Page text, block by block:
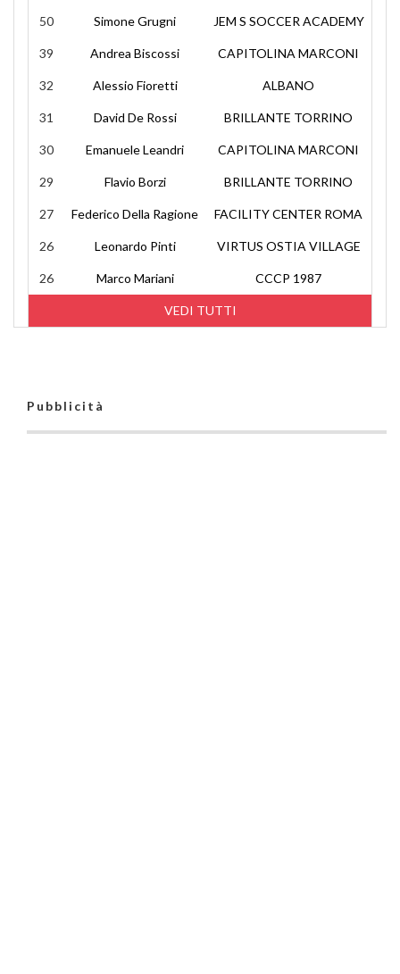
VEDI TUTTI
50 Simone Grugni JEM S SOCCER ACADEMY
39 Andrea Biscossi CAPITOLINA MARCONI
32 Alessio Fioretti ALBANO
31 David De Rossi BRILLANTE TORRINO
30 Emanuele Leandri CAPITOLINA MARCONI
29 Flavio Borzi BRILLANTE TORRINO
27 Federico Della Ragione FACILITY CENTER ROMA
26 Leonardo Pinti VIRTUS OSTIA VILLAGE
26 Marco Mariani CCCP 1987
Pubblicità